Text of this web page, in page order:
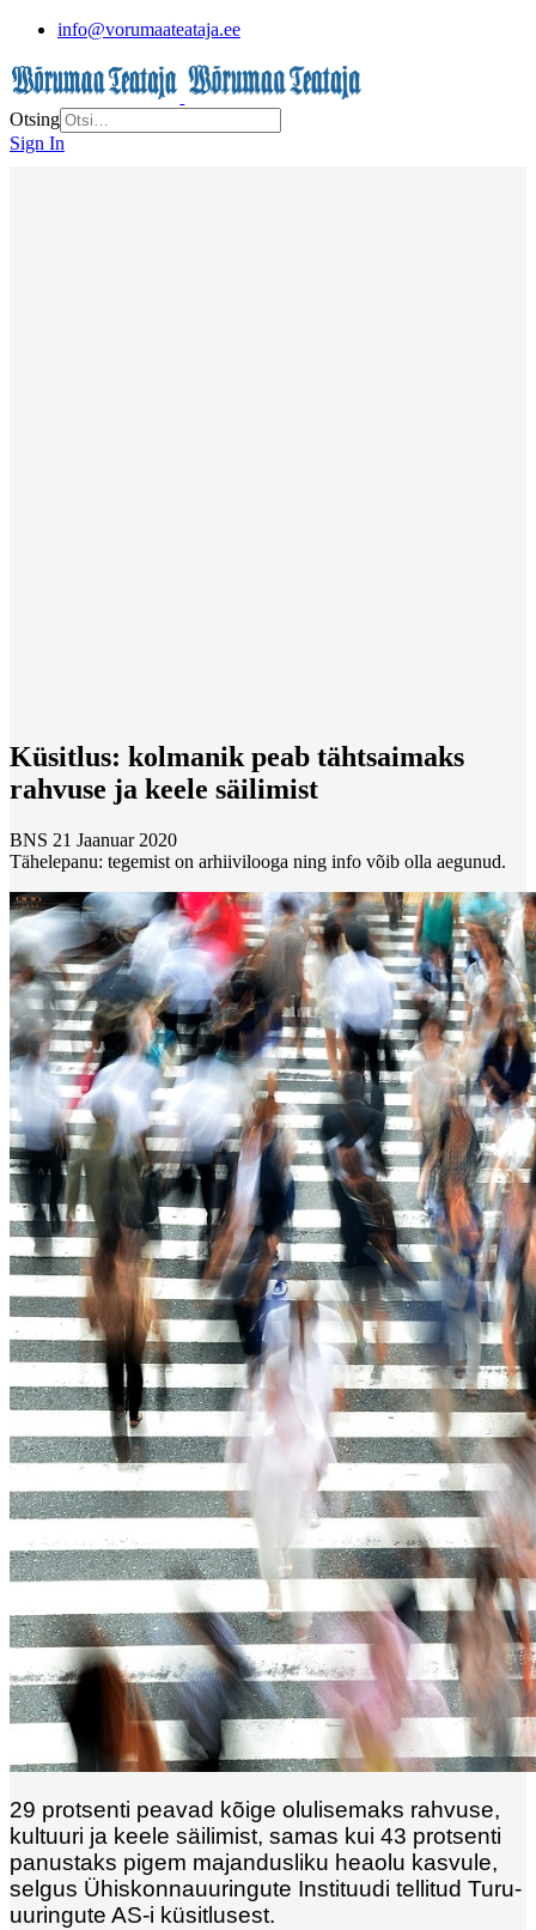
info@vorumaateataja.ee
Otsing
Sign In
Küsitlus: kolmanik peab tähtsaimaks
rahvuse ja keele säilimist
BNS 21 Jaanuar 2020
Tähelepanu: tegemist on arhiivilooga ning info võib olla aegunud.
29 protsenti peavad kõige olulisemaks rahvuse,
kultuuri ja keele säilimist, samas kui 43 protsenti
panustaks pigem majandusliku heaolu kasvule,
selgus Ühiskonnauuringute Instituudi tellitud Turu-
uuringute AS-i küsitlusest.